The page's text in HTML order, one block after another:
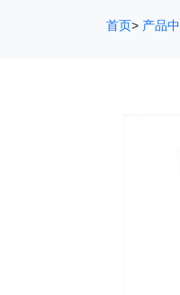
首页> 产品